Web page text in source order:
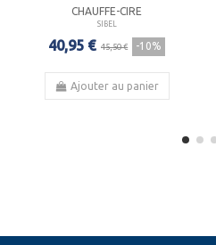
CHAUFFE-CIRE
SIBEL
40,95 € 45,50 € -10%
Ajouter au panier